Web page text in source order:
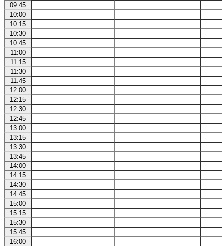
09:45
10:00
10:15
10:30
10:45
11:00
11:15
11:30
11:45
12:00
12:15
12:30
12:45
13:00
13:15
13:30
13:45
14:00
14:15
14:30
14:45
15:00
15:15
15:30
15:45
16:00